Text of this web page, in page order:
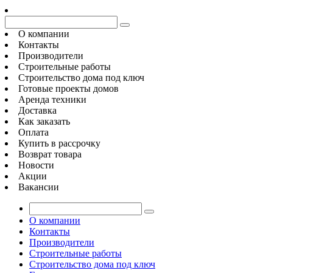
О компании
Контакты
Производители
Строительные работы
Строительство дома под ключ
Готовые проекты домов
Аренда техники
Доставка
Как заказать
Оплата
Купить в рассрочку
Возврат товара
Новости
Акции
Вакансии
О компании
Контакты
Производители
Строительные работы
Строительство дома под ключ